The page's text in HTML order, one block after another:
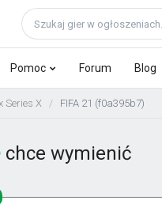
Pomoc Forum Blog
Series X FIFA 21 (f0a395b7)
chce wymienić